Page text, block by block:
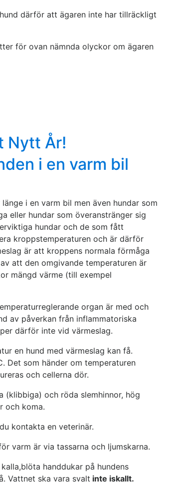
därför att ägaren inte har tillräckligt
för ovan nämnda olyckor om ägaren
Nytt År!
i en varm bil
i en varm bil men även hundar som
eller hundar som överanstränger sig
hundar och de som fått
kroppstemperaturen och är därför
är att kroppens normala förmåga
att den omgivande temperaturen är
mängd värme (till exempel
organ är med och
av påverkan från inflammatoriska
därför inte vid värmeslag.
en hund med värmeslag kan få.
Det som händer om temperaturen
och cellerna dör.
(klibbiga) och röda slemhinnor, hög
och koma.
kontakta en veterinär.
varm är via tassarna och ljumskarna.
handdukar på hundens
Vattnet ska vara svalt inte iskallt.